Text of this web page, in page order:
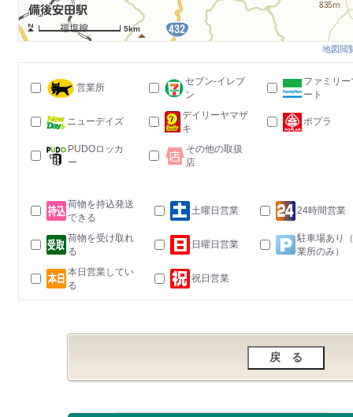
5km
地図閲
営業所
セブン-イレブ
ン
ファミリー
ート
ニューデイズ
デイリーヤマザ
キ
ポプラ
PUDOロッカ
ー
その他の取扱
店
荷物を持込発送
できる
土曜日営業 24時間営業
荷物を受け取れ
る
日曜日営業
駐車場あり
業所のみ）
本日営業してい
る
祝日営業